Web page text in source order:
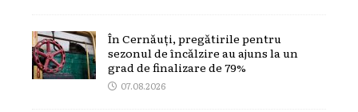
În Cernăuți, pregătirile pentru
sezonul de încălzire au ajuns la un
grad de finalizare de 79%
07.08.2026